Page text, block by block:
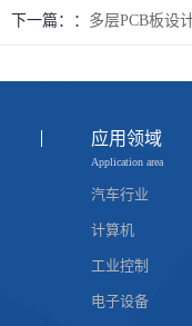
下一篇： 多层PCB板设
应用领域
Application area
汽车行业
计算机
工业控制
电子设备